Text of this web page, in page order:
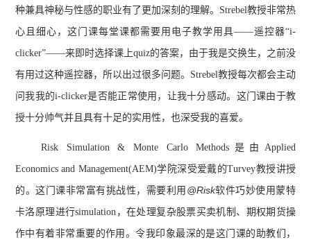
种兼具神秘与性感的职业有了更加深刻的理解。Strebel教授非常热
心且细心，这门课每堂课都需要用电子教学用具——遥控器“i-
clicker”——来即时选择课上quiz的答案，由于我是交换生，之前没
有用过这种遥控器，所以出过很多问题。Strebel教授每次都会主动
问我我的i-clicker是否能正常使用，让我十分感动。这门课由于教
授十分帅气并且具有十足的实用性，也深受我的喜爱。
Risk Simulation & Monte Carlo Methods是由Applied
Economics and Management(AEM)学院深受爱戴的Turvey教授讲授
的。这门课非常富有挑战性，需要利用 @Risk软件巧妙使用蒙特
卡洛原理进行simulation，在处理复杂股票买卖机制、期权期货操
作中有着非常重要的作用。令我印象最深的是这门课的助教们，